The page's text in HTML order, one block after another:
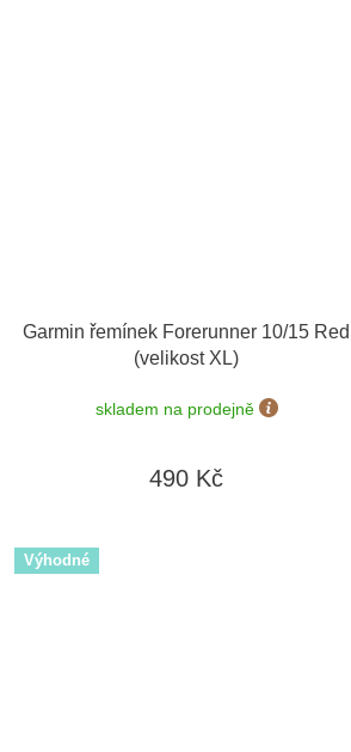
Garmin řemínek Forerunner 10/15 Red
(velikost XL)
skladem na prodejně
490 Kč
Výhodné